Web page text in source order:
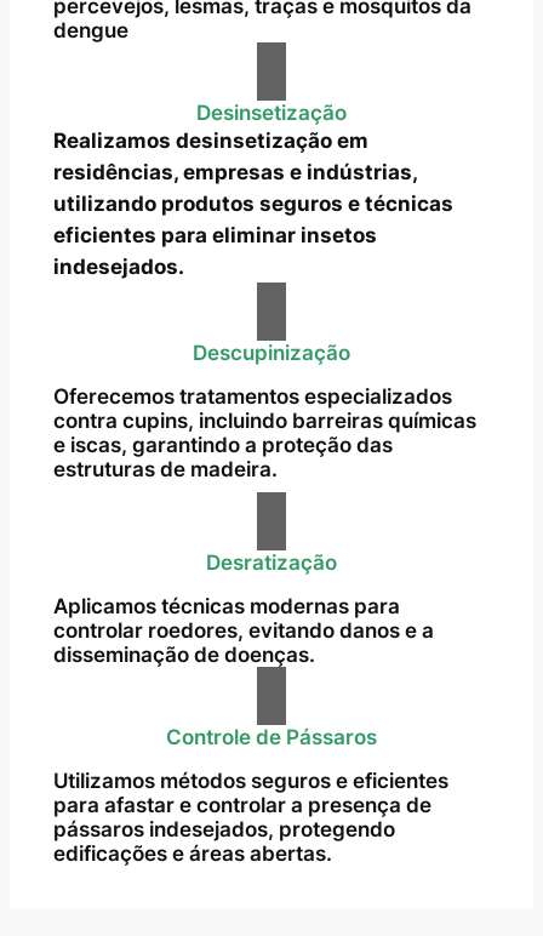
percevejos, lesmas, traças e mosquitos da
dengue
Desinsetização
Realizamos desinsetização em
residências, empresas e indústrias,
utilizando produtos seguros e técnicas
eficientes para eliminar insetos
indesejados.
Descupinização
Oferecemos tratamentos especializados
contra cupins, incluindo barreiras químicas
e iscas, garantindo a proteção das
estruturas de madeira.
Desratização
Aplicamos técnicas modernas para
controlar roedores, evitando danos e a
disseminação de doenças.
Controle de Pássaros
Utilizamos métodos seguros e eficientes
para afastar e controlar a presença de
pássaros indesejados, protegendo
edificações e áreas abertas.